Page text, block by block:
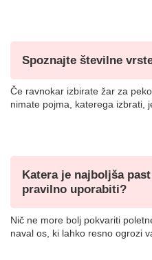
Spoznajte številne
Če ravnokar izbirate žar za
nimate pojma, katerega izbrati,
Katera je najboljša
pravilno uporabiti?
Nič ne more bolj pokvariti
naval os, ki lahko resno ogrozi